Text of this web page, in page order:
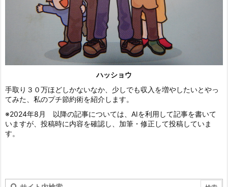
ハッショウ
手取り３０万ほどしかないなか、少しでも収入を増やしたいとやっ
てみた、私のプチ節約術を紹介します。
※2024年8月 以降の記事については、AIを利用して記事を書いて
いますが、投稿時に内容を確認し、加筆・修正して投稿していま
す。